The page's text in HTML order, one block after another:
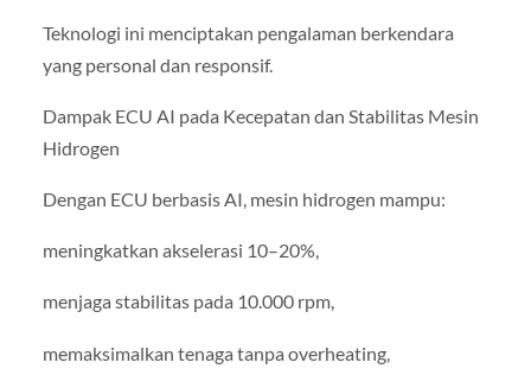
Teknologi ini menciptakan pengalaman berkendara
yang personal dan responsif.
Dampak ECU AI pada Kecepatan dan Stabilitas Mesin
Hidrogen
Dengan ECU berbasis AI, mesin hidrogen mampu:
meningkatkan akselerasi 10–20%,
menjaga stabilitas pada 10.000 rpm,
memaksimalkan tenaga tanpa overheating,